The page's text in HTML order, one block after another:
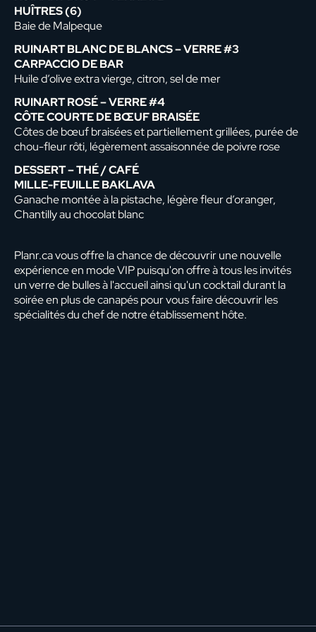
HUÎTRES (6)
Baie de Malpeque
RUINART BLANC DE BLANCS – VERRE #3
CARPACCIO DE BAR
Huile d’olive extra vierge, citron, sel de mer
RUINART ROSÉ – VERRE #4
CÔTE COURTE DE BŒUF BRAISÉE
Côtes de bœuf braisées et partiellement grillées, purée de
chou-fleur rôti, légèrement assaisonnée de poivre rose
DESSERT – THÉ / CAFÉ
MILLE-FEUILLE BAKLAVA
Ganache montée à la pistache, légère fleur d’oranger,
Chantilly au chocolat blanc
Planr.ca vous offre la chance de découvrir une nouvelle
expérience en mode VIP puisqu'on offre à tous les invités
un verre de bulles à l'accueil ainsi qu'un cocktail durant la
soirée en plus de canapés pour vous faire découvrir les
spécialités du chef de notre établissement hôte.